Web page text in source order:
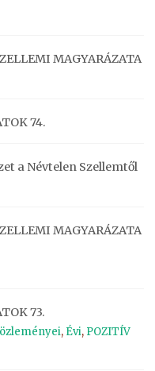
MAGYARÁZATA
74.
a Névtelen Szellemtől
MAGYARÁZATA
73.
, Évi, POZITÍV